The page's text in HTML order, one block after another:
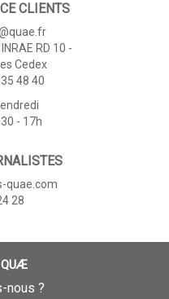
CLIENTS
RD 10 -
Cedex
48 40
- 17h
quae.com
28
QUÆ
nous ?